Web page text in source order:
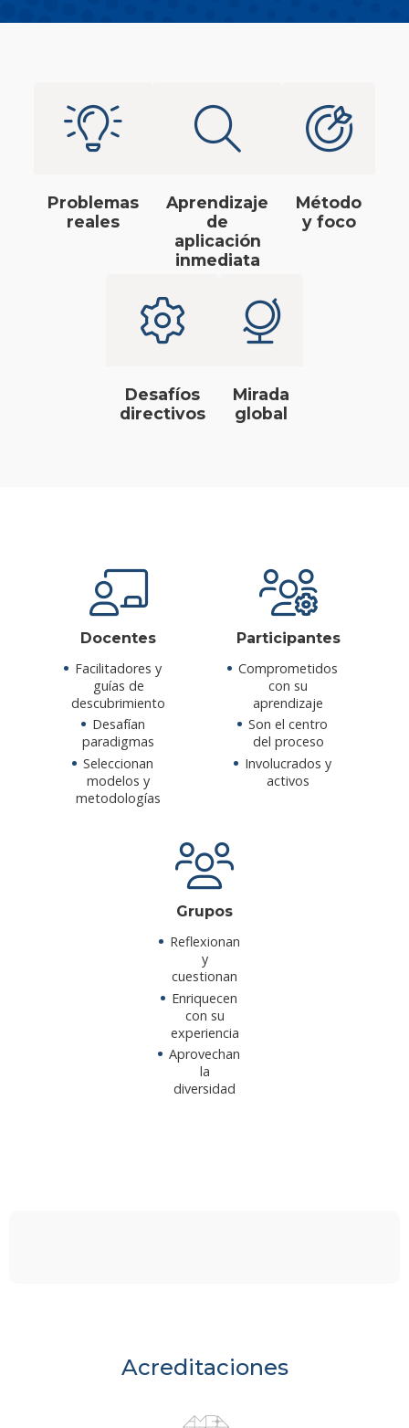
Problemas
reales
Aprendizaje
de
aplicación
inmediata
Método
y foco
Desafíos
directivos
Mirada
global
Docentes
Facilitadores y
guías de
descubrimiento
Desafían
paradigmas
Seleccionan
modelos y
metodologías
Participantes
Comprometidos
con su
aprendizaje
Son el centro
del proceso
Involucrados y
activos
Grupos
Reflexionan
y
cuestionan
Enriquecen
con su
experiencia
Aprovechan
la
diversidad
Acreditaciones